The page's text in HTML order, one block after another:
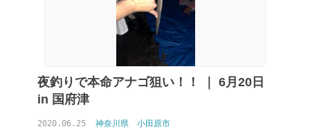
夜釣りで本命アナゴ狙い！！ ｜ 6月20日
in 国府津
2020.06.25 神奈川県 小田原市